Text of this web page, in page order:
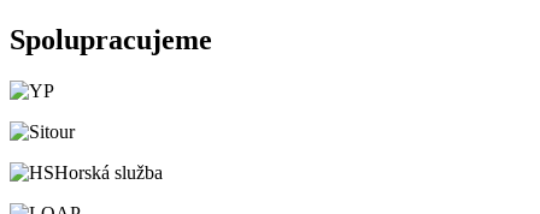
Spolupracujeme
Horská služba